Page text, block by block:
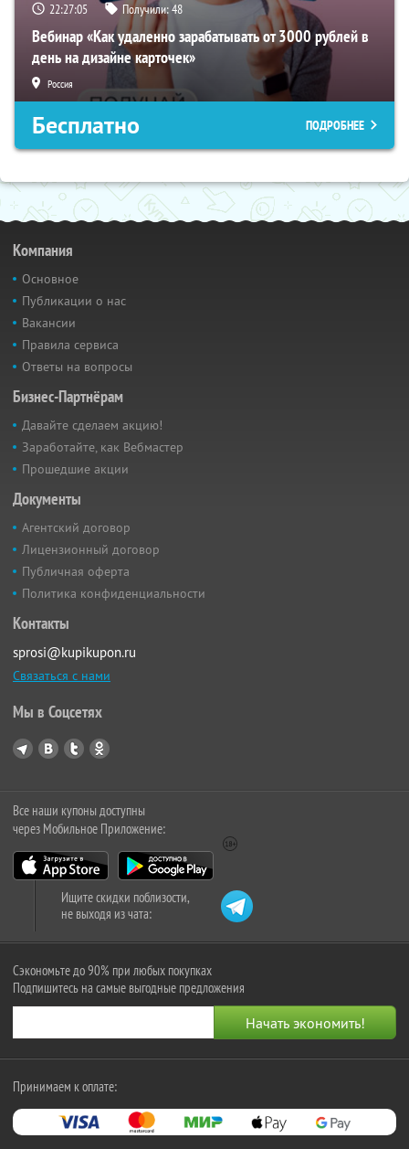
22:27:04 Получили:48
Вебинар «Как удаленно зарабатывать от 3000 рублей в
день на дизайне карточек»
Россия
Бесплатно ПОДРОБНЕЕ
Компания
Основное
Публикации о нас
Вакансии
Правила сервиса
Ответы на вопросы
Бизнес-Партнёрам
Давайте сделаем акцию!
Заработайте, как Вебмастер
Прошедшие акции
Документы
Агентский договор
Лицензионный договор
Публичная оферта
Политика конфиденциальности
Контакты
sprosi@kupikupon.ru
Связаться с нами
Мы в Соцсетях
Все наши купоны доступны
через Мобильное Приложение:
Ищите скидки поблизости,
не выходя из чата:
Сэкономьте до 90% при любых покупках
Подпишитесь на самые выгодные предложения
Принимаем к оплате: